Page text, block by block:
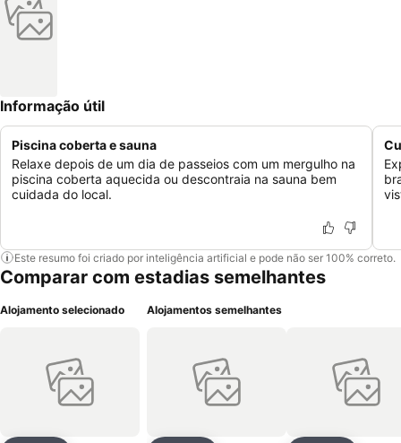
Informação útil
Piscina coberta e sauna
Relaxe depois de um dia de passeios com um mergulho na
piscina coberta aquecida ou descontraia na sauna bem
cuidada do local.
Este resumo foi criado por inteligência artificial e pode não ser 100% correto.
Comparar com estadias semelhantes
Alojamento selecionado Alojamentos semelhantes